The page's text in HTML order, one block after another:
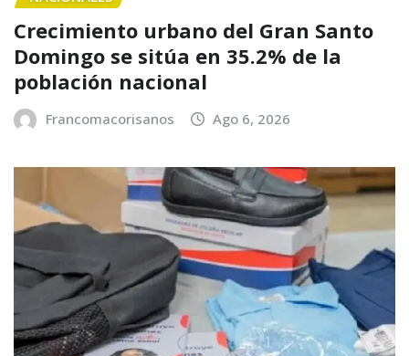
Crecimiento urbano del Gran Santo
Domingo se sitúa en 35.2% de la
población nacional
Francomacorisanos Ago 6, 2026